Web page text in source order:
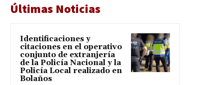
Últimas Noticias
Identificaciones y
citaciones en el operativo
conjunto de extranjería
de la Policía Nacional y la
Policía Local realizado en
Bolaños